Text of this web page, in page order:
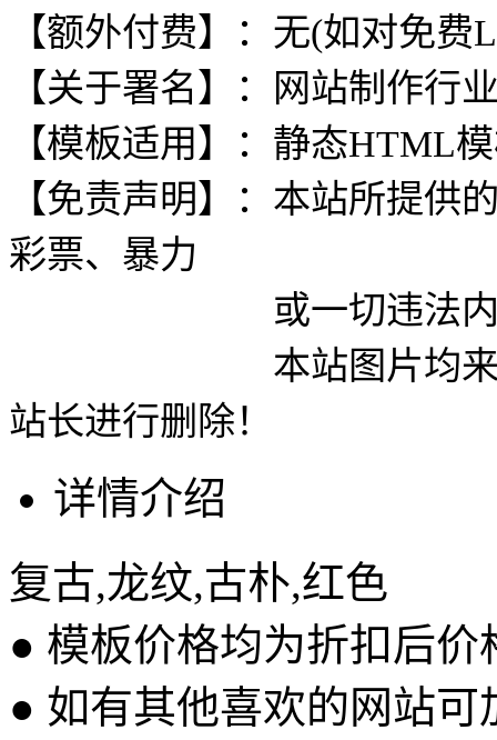
【额外付费】：无(如对免
【关于署名】：网站制作行
【模板适用】：静态HTML
【免责声明】：本站所提供
彩票、暴力
或一切违法内容使用
本站图片均来自网络
站长进行删除！
详情介绍
复古,龙纹,古朴,红色
● 模板价格均为折扣后
● 如有其他喜欢的网站可